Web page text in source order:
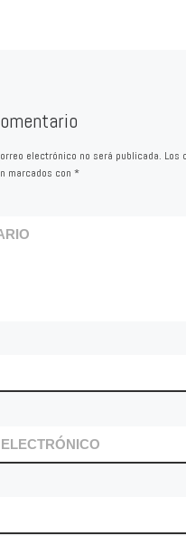
electrónico no será publicada. Los
marcados con *